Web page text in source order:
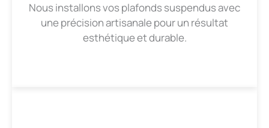
Nous installons vos plafonds suspendus avec
une précision artisanale pour un résultat
esthétique et durable.